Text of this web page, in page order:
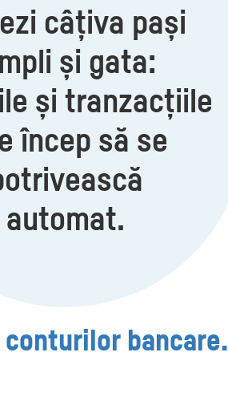
câțiva pași
și gata:
și tranzacțiile
încep să se
automat.
bancare.